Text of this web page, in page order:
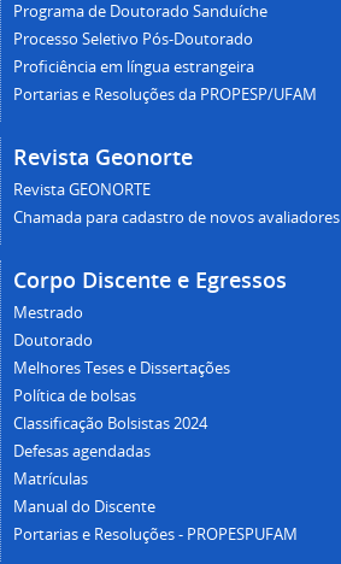
Programa de Doutorado Sanduíche
Processo Seletivo Pós-Doutorado
Proficiência em língua estrangeira
Portarias e Resoluções da PROPESP/UFAM
Revista Geonorte
Revista GEONORTE
Chamada para cadastro de novos avaliadores
Corpo Discente e Egressos
Mestrado
Doutorado
Melhores Teses e Dissertações
Política de bolsas
Classificação Bolsistas 2024
Defesas agendadas
Matrículas
Manual do Discente
Portarias e Resoluções - PROPESPUFAM